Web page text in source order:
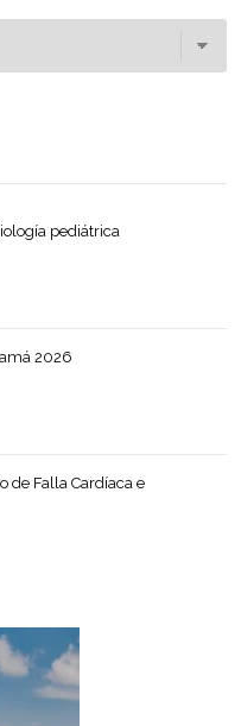
pediátrica
2026
de Falla Cardíaca e